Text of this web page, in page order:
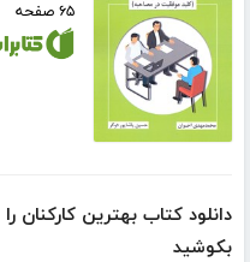
۶۵ صفحه
دانلود کتاب بهترین کارکنان
بکوشید